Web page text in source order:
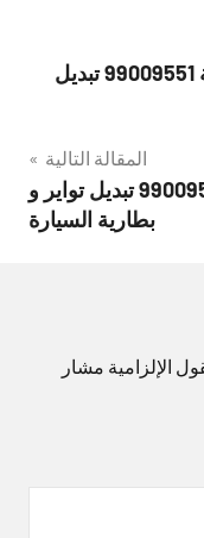
كراج بنشر متنقل العارضية الصناعية 99009551‬ تبديل
المقالة التالية
كراج بنشر متنقل الرقعي 99009551‬ تبديل تواير و
بطارية السيارة
الإلزامية مشار